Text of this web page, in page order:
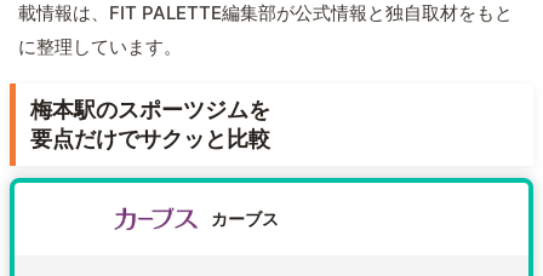
載情報は、FIT PALETTE編集部が公式情報と独自取材をもと
に整理しています。
梅本駅のスポーツジムを
要点だけでサクッと比較
カーブス